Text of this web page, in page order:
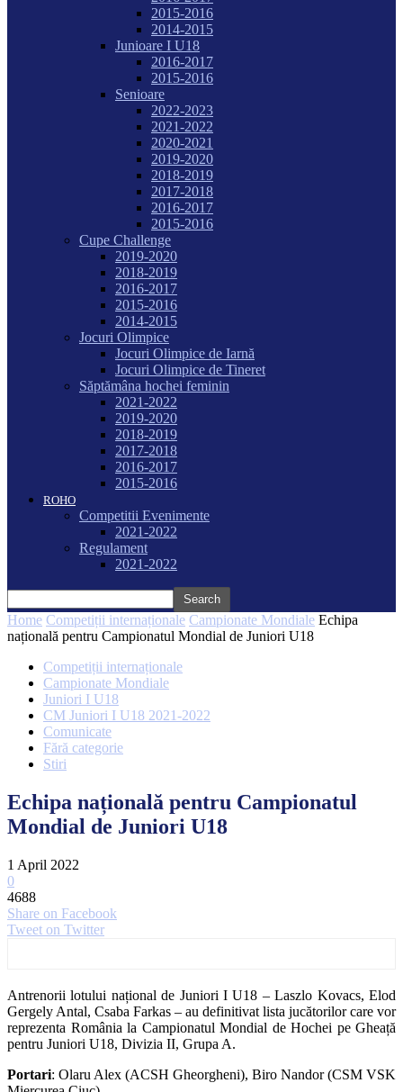
2015-2016
2014-2015
Junioare I U18
2016-2017
2015-2016
Senioare
2022-2023
2021-2022
2020-2021
2019-2020
2018-2019
2017-2018
2016-2017
2015-2016
Cupe Challenge
2019-2020
2018-2019
2016-2017
2015-2016
2014-2015
Jocuri Olimpice
Jocuri Olimpice de Iarnă
Jocuri Olimpice de Tineret
Săptămâna hochei feminin
2021-2022
2019-2020
2018-2019
2017-2018
2016-2017
2015-2016
ROHO
Competitii Evenimente
2021-2022
Regulament
2021-2022
Home Competiții internaționale Campionate Mondiale Echipa
națională pentru Campionatul Mondial de Juniori U18
Competiții internaționale
Campionate Mondiale
Juniori I U18
CM Juniori I U18 2021-2022
Comunicate
Fără categorie
Stiri
Echipa națională pentru Campionatul
Mondial de Juniori U18
1 April 2022
0
4688
Share on Facebook
Tweet on Twitter
Antrenorii lotului național de Juniori I U18 – Laszlo Kovacs, Elod
Gergely Antal, Csaba Farkas – au definitivat lista jucătorilor care vor
reprezenta România la Campionatul Mondial de Hochei pe Gheață
pentru Juniori U18, Divizia II, Grupa A.
Portari: Olaru Alex (ACSH Gheorgheni), Biro Nandor (CSM VSK